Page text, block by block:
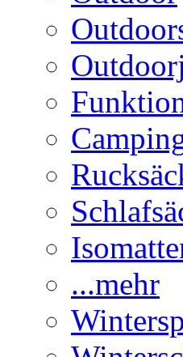
...mehr